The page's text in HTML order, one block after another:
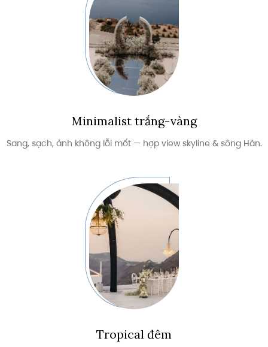
Minimalist trắng-vàng
Sang, sạch, ảnh không lỗi mốt — hợp view skyline & sông Hàn.
Tropical đêm